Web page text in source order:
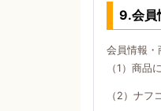
9.会員
会員情報・
（1）商品
（2）ナ